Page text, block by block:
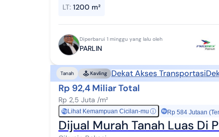
LT: 1200 m²
Diperbarui 1 minggu yang lalu oleh
PARLIN
Tanah Kavling Dekat Akses Transportasi
Rp 92,4 Miliar Total
Rp 2,5 Juta /m²
RpLihat Kemampuan Cicilan-mu ⓘ Rp 584 Jutaan
Dijual Murah Tanah Luas Di